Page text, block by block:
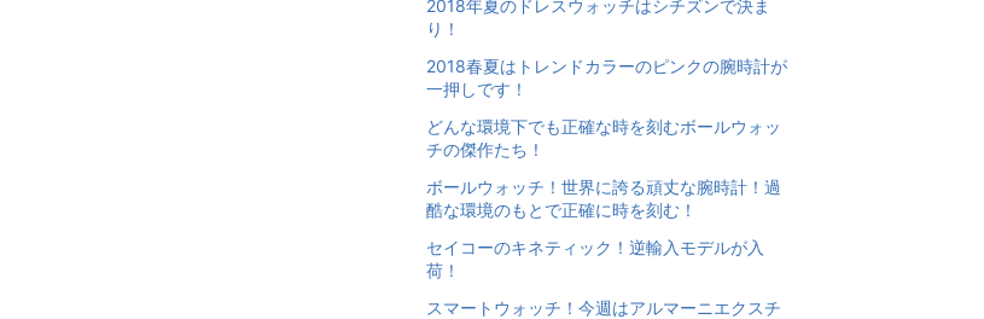
2018年夏のドレスウォッチはシチズンで決ま
り！
2018春夏はトレンドカラーのピンクの腕時計が
一押しです！
どんな環境下でも正確な時を刻むボールウォッ
チの傑作たち！
ボールウォッチ！世界に誇る頑丈な腕時計！過
酷な環境のもとで正確に時を刻む！
セイコーのキネティック！逆輸入モデルが入
荷！
スマートウォッチ！今週はアルマーニエクスチ